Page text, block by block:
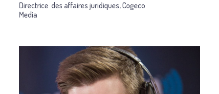
Directrice des affaires juridiques, Cogeco
Media